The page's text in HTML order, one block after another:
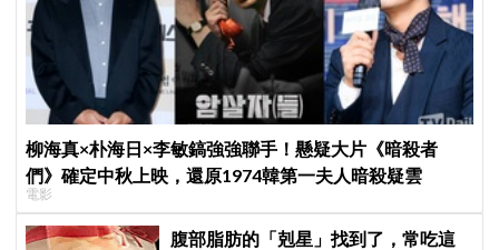
柳海真×朴海日×李敏鎬強強聯手！懸疑大片《暗殺者
們》確定中秋上映，還原1974韓第一夫人暗殺疑雲
電影
腹部脂肪的「剋星」找到了，常吃這